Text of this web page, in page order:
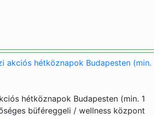
akciós hétköznapok Budapesten (min.
hétköznapok Budapesten (min. 1
büféreggeli / wellness központ